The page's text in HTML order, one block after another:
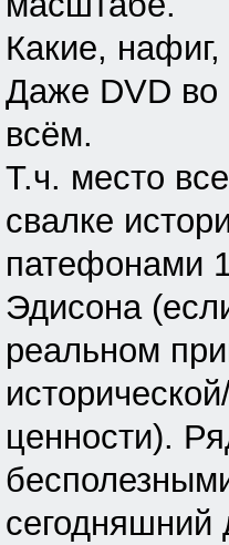
Какие,
Даже DVD
всём.
Т.ч. место
свалке
патефонами
Эдисона
реальном
ценности).